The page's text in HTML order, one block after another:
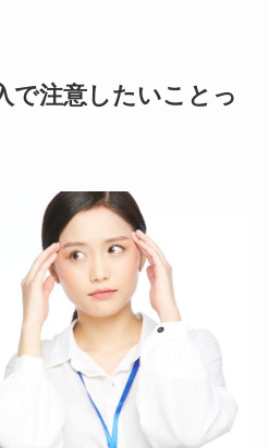
で注意したいことっ